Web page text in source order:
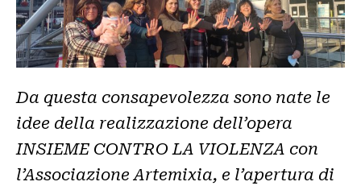
Da questa consapevolezza sono nate le
idee della realizzazione dell’opera
INSIEME CONTRO LA VIOLENZA con
l’Associazione Artemixia, e l’apertura di